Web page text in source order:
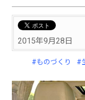
2015年9月28日
#ものづくり #